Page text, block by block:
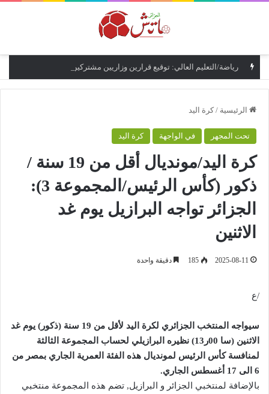
الرئيسية / كرة اليد
تحت المجهر في الواجهة كرة اليد
كرة اليد/مونديال أقل من 19 سنة /
ذكور (كأس الرئيس/المجموعة 3):
الجزائر تواجه البرازيل يوم غد
الاثنين
2025-08-11
185 دقيقة واحدة
/ع
سيواجه المنتخب الجزائري لكرة اليد لأقل من 19 سنة (ذكور) يوم غد
الاثنين (سا 00ر13) نظيره البرازيلي لحساب المجموعة الثالثة
لمنافسة كأس الرئيس لمونديال هذه الفئة العمرية الجاري بمصر من
6 الى 17 أغسطس الجاري.
بالإضافة لمنتخبي الجزائر و البرازيل, تضم هذه المجموعة منتخبي